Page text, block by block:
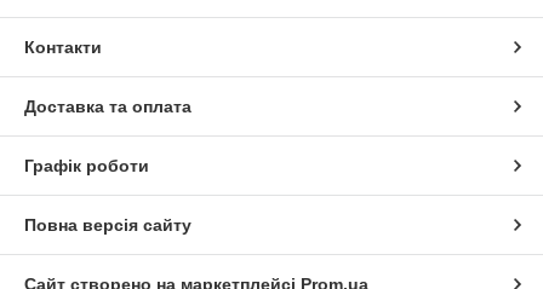
Контакти
Доставка та оплата
Графік роботи
Повна версія сайту
Сайт створено на маркетплейсі Prom.ua